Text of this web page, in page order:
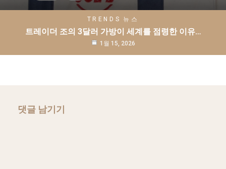
TRENDS 뉴스
트레이더 조의 3달러 가방이 세계를 점령한 이유…
1월 15, 2026
댓글 남기기